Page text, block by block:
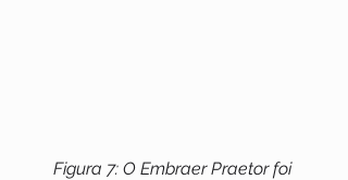
Figura 7: O Embraer Praetor foi